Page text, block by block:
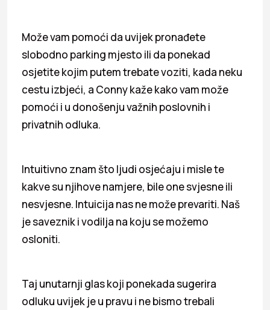
Može vam pomoći da uvijek pronađete
slobodno parking mjesto ili da ponekad
osjetite kojim putem trebate voziti, kada neku
cestu izbjeći, a Conny kaže kako vam može
pomoći i u donošenju važnih poslovnih i
privatnih odluka.
Intuitivno znam što ljudi osjećaju i misle te
kakve su njihove namjere, bile one svjesne ili
nesvjesne. Intuicija nas ne može prevariti. Naš
je saveznik i vodilja na koju se možemo
osloniti.
Taj unutarnji glas koji ponekada sugerira
odluku uvijek je u pravu i ne bismo trebali